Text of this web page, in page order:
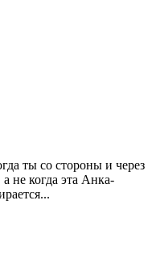
ты со стороны и через
не когда эта Анка-